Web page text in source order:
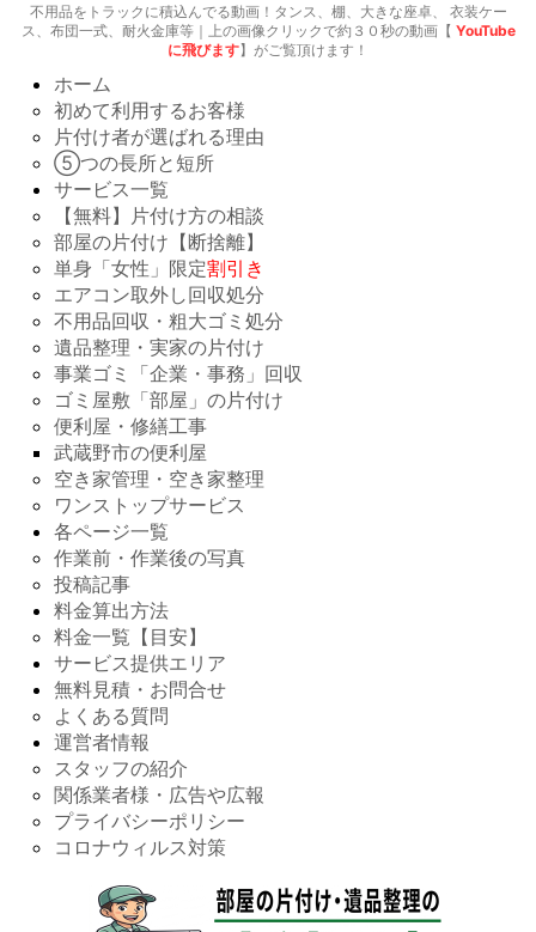
不用品をトラックに積込んでる動画！タンス、棚、大きな座卓、 衣装ケー
ス、布団一式、耐火金庫等｜上の画像クリックで約３０秒の動画【 YouTube
に飛びます】がご覧頂けます！
ホーム
初めて利用するお客様
片付け者が選ばれる理由
⑤つの長所と短所
サービス一覧
【無料】片付け方の相談
部屋の片付け【断捨離】
単身「女性」限定割引き
エアコン取外し回収処分
不用品回収・粗大ゴミ処分
遺品整理・実家の片付け
事業ゴミ「企業・事務」回収
ゴミ屋敷「部屋」の片付け
便利屋・修繕工事
武蔵野市の便利屋
空き家管理・空き家整理
ワンストップサービス
各ページ一覧
作業前・作業後の写真
投稿記事
料金算出方法
料金一覧【目安】
サービス提供エリア
無料見積・お問合せ
よくある質問
運営者情報
スタッフの紹介
関係業者様・広告や広報
プライバシーポリシー
コロナウィルス対策